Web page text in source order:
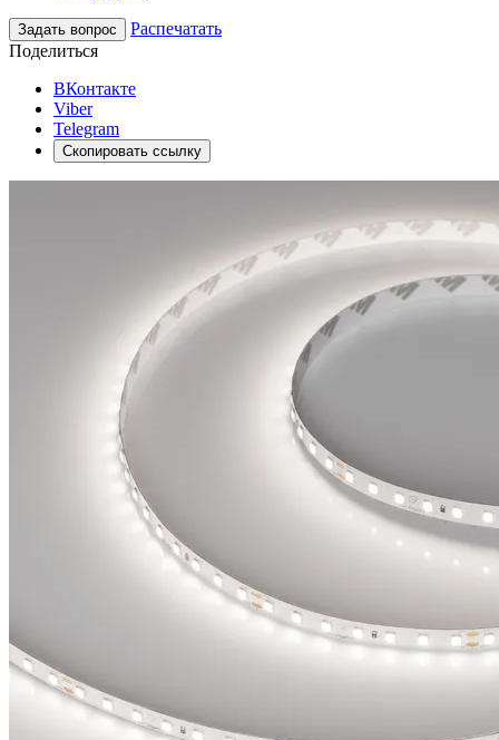
Задать вопрос
Распечатать
Поделиться
ВКонтакте
Viber
Telegram
Скопировать ссылку